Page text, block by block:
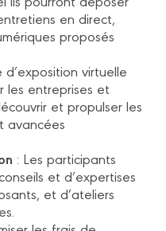
en direct,
proposés
d’exposition virtuelle
les entreprises et
et propulser les
avancées
: Les participants
et d’expertises
et d’ateliers